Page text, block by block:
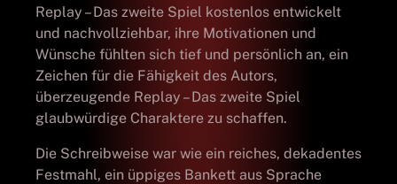
Replay – Das zweite Spiel kostenlos entwickelt
und nachvollziehbar, ihre Motivationen und
Wünsche fühlten sich tief und persönlich an, ein
Zeichen für die Fähigkeit des Autors,
überzeugende Replay – Das zweite Spiel
glaubwürdige Charaktere zu schaffen.
Die Schreibweise war wie ein reiches, dekadentes
Festmahl, ein üppiges Bankett aus Sprache